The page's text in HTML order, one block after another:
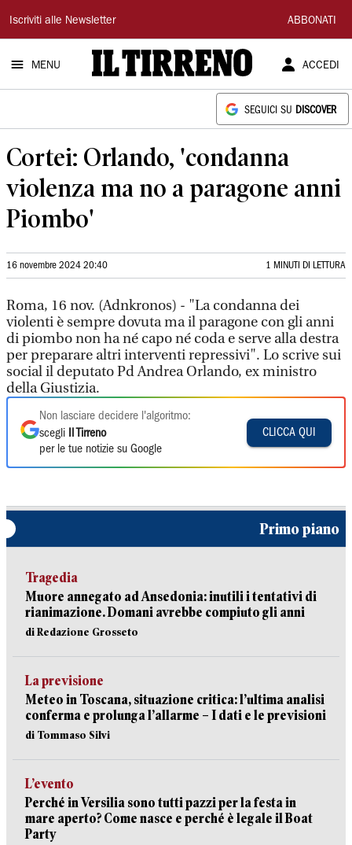
Il
Tirreno
Iscriviti alle Newsletter ABBONATI
MENU ACCEDI
SEGUICI SU DISCOVER
Cortei: Orlando, 'condanna
violenza ma no a paragone anni
Piombo'
16 novembre 2024 20:40 1 MINUTI DI LETTURA
Roma, 16 nov. (Adnkronos) - "La condanna dei
violenti è sempre dovuta ma il paragone con gli anni
di piombo non ha né capo né coda e serve alla destra
per preparare altri interventi repressivi". Lo scrive sui
social il deputato Pd Andrea Orlando, ex ministro
della Giustizia.
Non lasciare decidere l'algoritmo:
scegli
Il Tirreno
per le tue notizie su Google
CLICCA QUI
Primo piano
Tragedia
Muore annegato ad Ansedonia: inutili i tentativi di
rianimazione. Domani avrebbe compiuto gli anni
di Redazione Grosseto
La previsione
Meteo in Toscana, situazione critica: l’ultima analisi
conferma e prolunga l’allarme – I dati e le previsioni
di Tommaso Silvi
L’evento
Perché in Versilia sono tutti pazzi per la festa in
mare aperto? Come nasce e perché è legale il Boat
Party